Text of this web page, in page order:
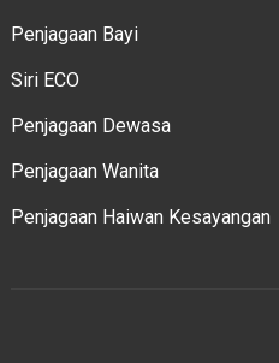
Penjagaan Bayi
Siri ECO
Penjagaan Dewasa
Penjagaan Wanita
Penjagaan Haiwan Kesayangan